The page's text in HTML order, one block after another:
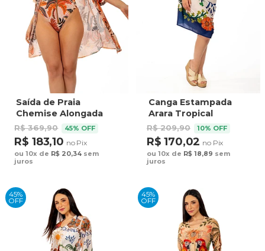
Saída de Praia
Chemise Alongada
Estampada Natureza
Bordada
R$ 369,90 45% OFF
R$ 183,10 no Pix
ou 10x de R$ 20,34 sem
juros
Canga Estampada
Arara Tropical
Bordado
R$ 209,90 10% OFF
R$ 170,02 no Pix
ou 10x de R$ 18,89 sem
juros
45%
OFF
45%
OFF